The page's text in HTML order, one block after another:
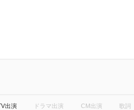
出演 ドラマ出演 CM出演 歌詞